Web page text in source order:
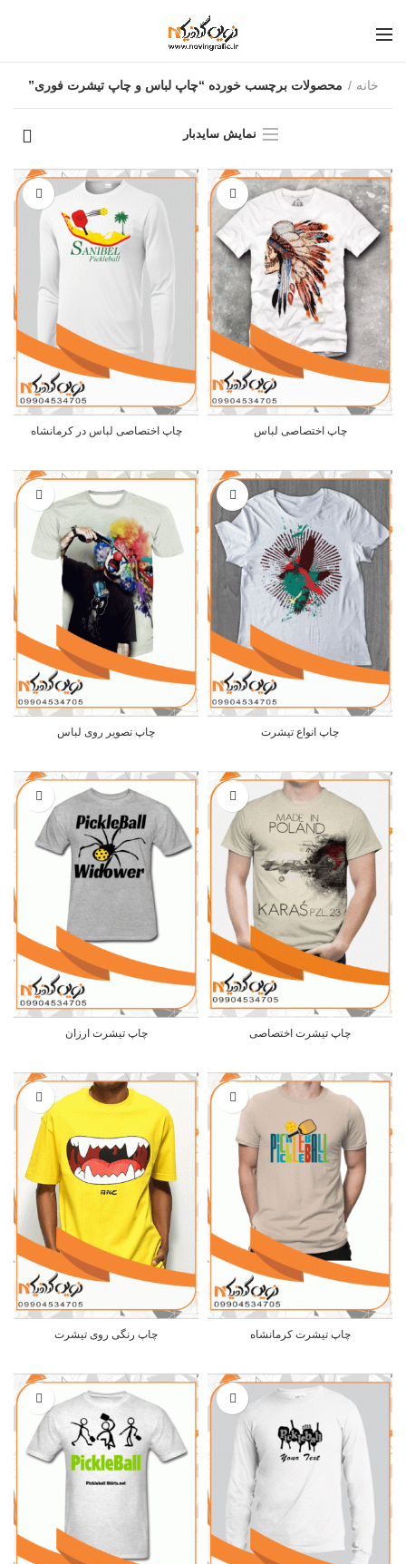
خانه محصولات برچسب خورده “چاپ لباس و چاپ تیشرت فوری”
نمایش سایدبار
چاپ اختصاصی لباس چاپ اختصاصی لباس در کرمانشاه
چاپ انواع تیشرت چاپ تصویر روی لباس
چاپ تیشرت اختصاصی چاپ تیشرت ارزان
چاپ تیشرت کرمانشاه چاپ رنگی روی تیشرت